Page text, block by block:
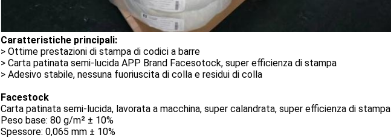
Caratteristiche principali:
> Ottime prestazioni di stampa di codici a barre
> Carta patinata semi-lucida APP Brand Facesotock, super efficienza di stampa
> Adesivo stabile, nessuna fuoriuscita di colla e residui di colla
Facestock
Carta patinata semi-lucida, lavorata a macchina, super calandrata, super efficienza di stampa
Peso base: 80 g/m² ± 10%
Spessore: 0,065 mm ± 10%